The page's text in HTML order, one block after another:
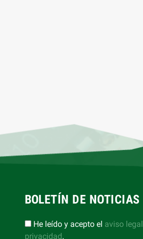
BOLETÍN DE NOTICIAS
He leído y acepto el aviso legal
privacidad.